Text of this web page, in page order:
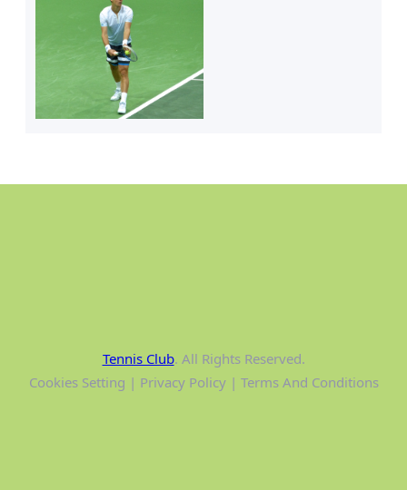
Tennis Club. All Rights Reserved.
Cookies Setting | Privacy Policy | Terms And Conditions